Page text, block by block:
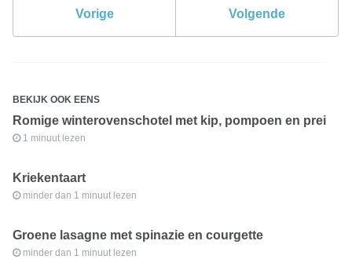
Vorige Volgende
BEKIJK OOK EENS
Romige winterovenschotel met kip, pompoen en prei
1 minuut lezen
Kriekentaart
minder dan 1 minuut lezen
Groene lasagne met spinazie en courgette
minder dan 1 minuut lezen